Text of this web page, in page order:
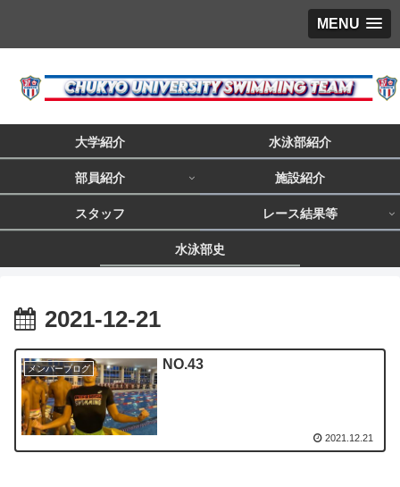
MENU
大学紹介 水泳部紹介
部員紹介 施設紹介
スタッフ レース結果等
水泳部史
2021-12-21
メンバーブログ NO.43
2021.12.21